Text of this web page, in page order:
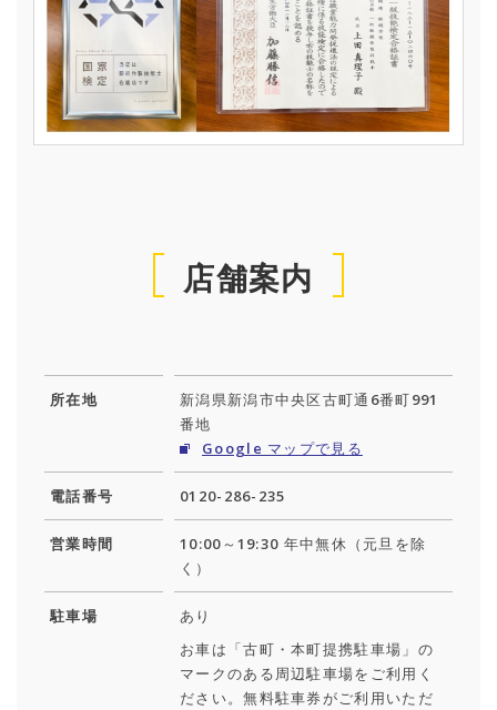
店舗案内
所在地
新潟県新潟市中央区古町通6番町991
番地
Google マップで見る
電話番号 0120-286-235
営業時間
10:00～19:30 年中無休（元旦を除
く）
駐車場
あり
お車は「古町・本町提携駐車場」の
マークのある周辺駐車場をご利用く
ださい。無料駐車券がご利用いただ